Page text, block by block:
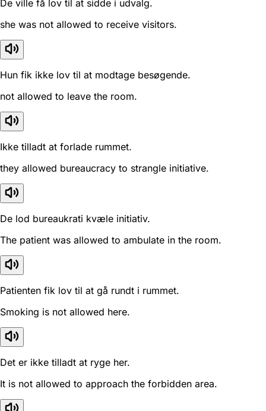
De ville få lov til at sidde i udvalg.
she was not allowed to receive visitors.
Hun fik ikke lov til at modtage besøgende.
not allowed to leave the room.
Ikke tilladt at forlade rummet.
they allowed bureaucracy to strangle initiative.
De lod bureaukrati kvæle initiativ.
The patient was allowed to ambulate in the room.
Patienten fik lov til at gå rundt i rummet.
Smoking is not allowed here.
Det er ikke tilladt at ryge her.
It is not allowed to approach the forbidden area.